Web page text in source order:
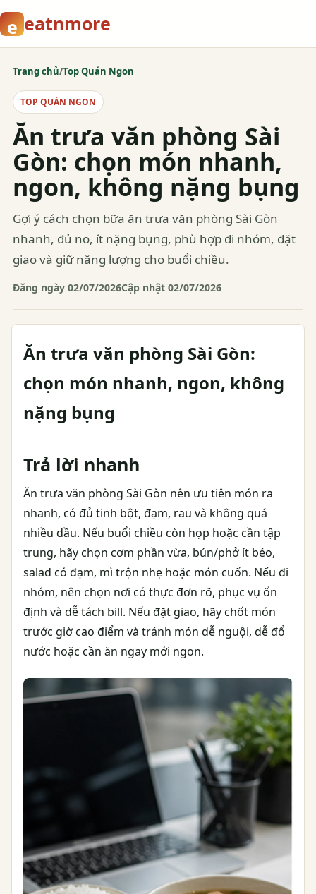
e eatnmore
Trang chủ/Top Quán Ngon
TOP QUÁN NGON
Ăn trưa văn phòng Sài
Gòn: chọn món nhanh,
ngon, không nặng bụng
Gợi ý cách chọn bữa ăn trưa văn phòng Sài Gòn
nhanh, đủ no, ít nặng bụng, phù hợp đi nhóm, đặt
giao và giữ năng lượng cho buổi chiều.
Đăng ngày 02/07/2026Cập nhật 02/07/2026
Ăn trưa văn phòng Sài Gòn:
chọn món nhanh, ngon, không
nặng bụng
Trả lời nhanh
Ăn trưa văn phòng Sài Gòn nên ưu tiên món ra
nhanh, có đủ tinh bột, đạm, rau và không quá
nhiều dầu. Nếu buổi chiều còn họp hoặc cần tập
trung, hãy chọn cơm phần vừa, bún/phở ít béo,
salad có đạm, mì trộn nhẹ hoặc món cuốn. Nếu đi
nhóm, nên chọn nơi có thực đơn rõ, phục vụ ổn
định và dễ tách bill. Nếu đặt giao, hãy chốt món
trước giờ cao điểm và tránh món dễ nguội, dễ đổ
nước hoặc cần ăn ngay mới ngon.